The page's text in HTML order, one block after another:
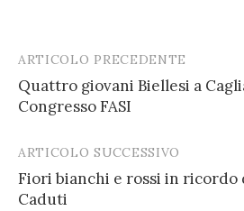
Post
navigation
ARTICOLO PRECEDENTE
Quattro giovani Biellesi a
Congresso FASI
ARTICOLO SUCCESSIVO
Fiori bianchi e rossi in ricordo
Caduti